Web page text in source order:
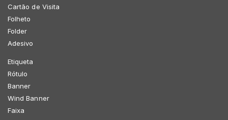
Cartão de Visita
Folheto
Folder
Adesivo
Etiqueta
Rótulo
Banner
Wind Banner
Faixa